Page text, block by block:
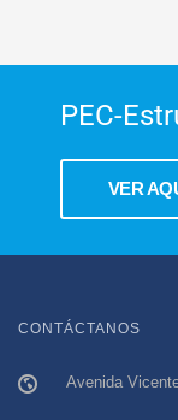
PEC-
VER
CONTÁCTANOS
Avenida